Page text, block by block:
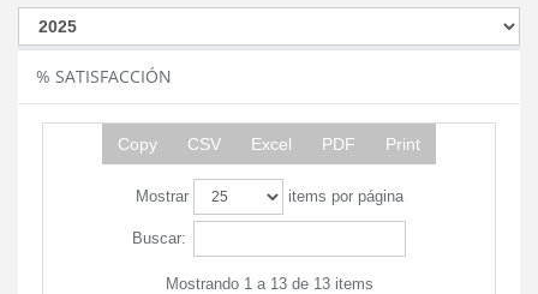
% SATISFACCIÓN
Copy CSV Excel PDF Print
Mostrar items por página
Buscar:
Mostrando 1 a 13 de 13 items